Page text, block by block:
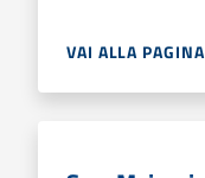
VAI ALLA PAGINA